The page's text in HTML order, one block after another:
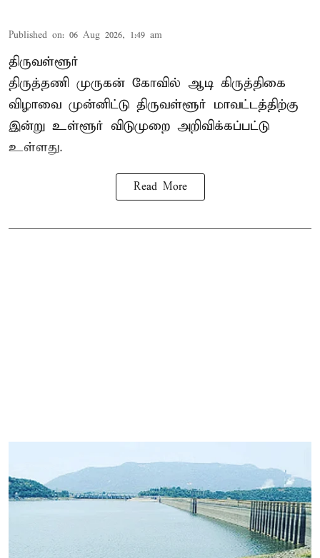
Published on: 06 Aug 2026, 1:49 am
திருவள்ளூர்
திருத்தணி முருகன் கோவில் ஆடி கிருத்திகை
விழாவை முன்னிட்டு திருவள்ளூர் மாவட்டத்திற்கு
இன்று உள்ளூர் விடுமுறை அறிவிக்கப்பட்டு
உள்ளது.
Read More